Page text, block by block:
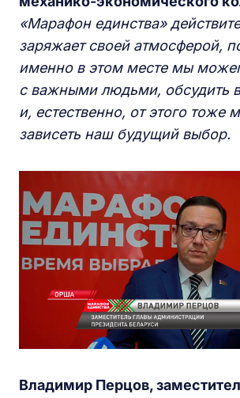
«Марафон единства»
заряжает своей атмосферой,
именно в этом месте мы
с важными людьми, обсудить
и, естественно, от этого тоже
зависеть наш будущий выбор.
Владимир Перцов,